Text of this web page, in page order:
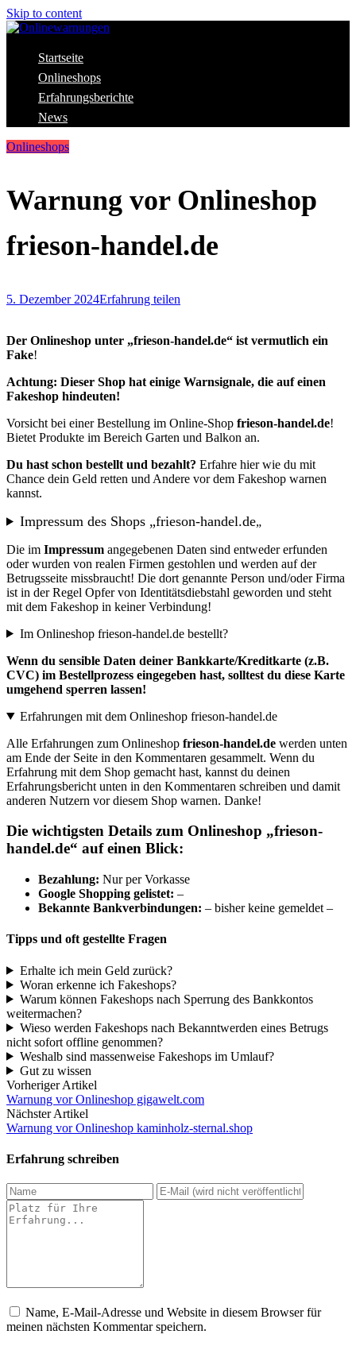
Skip to content
Onlinewarnungen
Aktuelle Warnungen vor Gefahren im Internet
Startseite
Onlineshops
Erfahrungsberichte
News
Onlineshops
Warnung vor Onlineshop
frieson-handel.de
5. Dezember 2024Erfahrung teilen
Der Onlineshop unter „frieson-handel.de“ ist vermutlich ein
Fake!
Achtung: Dieser Shop hat einige Warnsignale, die auf einen
Fakeshop hindeuten!
Vorsicht bei einer Bestellung im Online-Shop frieson-handel.de!
Bietet Produkte im Bereich Garten und Balkon an.
Du hast schon bestellt und bezahlt? Erfahre hier wie du mit
Chance dein Geld retten und Andere vor dem Fakeshop warnen
kannst.
Impressum des Shops „frieson-handel.de„
Die im Impressum angegebenen Daten sind entweder erfunden
oder wurden von realen Firmen gestohlen und werden auf der
Betrugsseite missbraucht! Die dort genannte Person und/oder Firma
ist in der Regel Opfer von Identitätsdiebstahl geworden und steht
mit dem Fakeshop in keiner Verbindung!
Im Onlineshop frieson-handel.de bestellt?
Wenn du sensible Daten deiner Bankkarte/Kreditkarte (z.B.
CVC) im Bestellprozess eingegeben hast, solltest du diese Karte
umgehend sperren lassen!
Erfahrungen mit dem Onlineshop frieson-handel.de
Alle Erfahrungen zum Onlineshop frieson-handel.de werden unten
am Ende der Seite in den Kommentaren gesammelt. Wenn du
Erfahrung mit dem Shop gemacht hast, kannst du deinen
Erfahrungsbericht unten in den Kommentaren schreiben und damit
anderen Nutzern vor diesem Shop warnen. Danke!
Die wichtigsten Details zum Onlineshop „frieson-
handel.de“ auf einen Blick:
Bezahlung: Nur per Vorkasse
Google Shopping gelistet: –
Bekannte Bankverbindungen: – bisher keine gemeldet –
Tipps und oft gestellte Fragen
Erhalte ich mein Geld zurück?
Woran erkenne ich Fakeshops?
Warum können Fakeshops nach Sperrung des Bankkontos
weitermachen?
Wieso werden Fakeshops nach Bekanntwerden eines Betrugs
nicht sofort offline genommen?
Weshalb sind massenweise Fakeshops im Umlauf?
Gut zu wissen
Vorheriger Artikel
Warnung vor Onlineshop gigawelt.com
Nächster Artikel
Warnung vor Onlineshop kaminholz-sternal.shop
Erfahrung schreiben
Name, E-Mail-Adresse und Website in diesem Browser für
meinen nächsten Kommentar speichern.